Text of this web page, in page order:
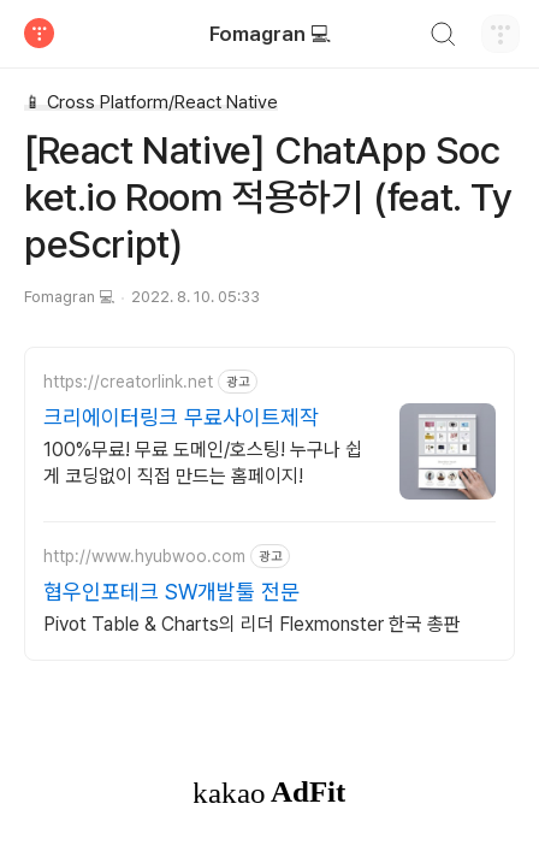
Fomagran 💻
📱 Cross Platform/React Native
[React Native] ChatApp Soc
ket.io Room 적용하기 (feat. Ty
peScript)
Fomagran 💻 2022. 8. 10. 05:33
https://creatorlink.net 광고
크리에이터링크 무료사이트제작
100%무료! 무료 도메인/호스팅! 누구나 쉽
게 코딩없이 직접 만드는 홈페이지!
http://www.hyubwoo.com 광고
협우인포테크 SW개발툴 전문
Pivot Table & Charts의 리더 Flexmonster 한국 총판